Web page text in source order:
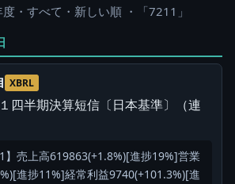
・すべて・新しい順 ・「7211」
XBRL
四半期決算短信〔日本基準〕（連
】売上高619863(+1.8%)[進捗19%]営業
進捗11%]経常利益9740(+101.3%)[進